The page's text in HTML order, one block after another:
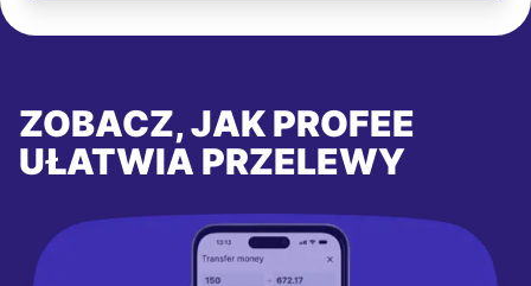
ZOBACZ, JAK PROFEE
UŁATWIA PRZELEWY